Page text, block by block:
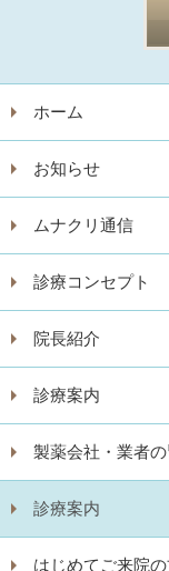
ホーム
お知らせ
ムナクリ通信
診療コンセプト
院長紹介
診療案内
製薬会社・業者
診療案内
はじめてご来院